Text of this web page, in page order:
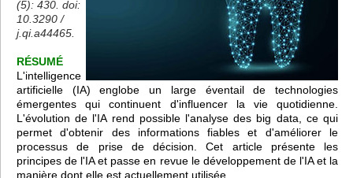
(5): 430. doi:
10.3290 /
j.qi.a44465.
RÉSUMÉ
L'intelligence
artificielle (IA) englobe un large éventail de technologies
émergentes qui continuent d'influencer la vie quotidienne.
L'évolution de l'IA rend possible l'analyse des big data, ce qui
permet d'obtenir des informations fiables et d'améliorer le
processus de prise de décision. Cet article présente les
principes de l'IA et passe en revue le développement de l'IA et la
manière dont elle est actuellement utilisée.